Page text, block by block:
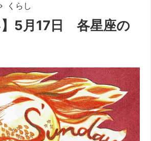
くらし
】5月17日 各星座の